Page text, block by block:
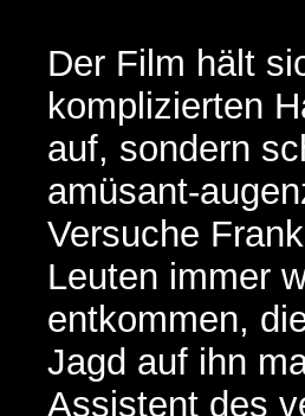
Der Film hält
komplizierten
auf, sondern
amüsant-
Versuche
Leuten immer
entkommen,
Jagd auf ihn
Assistent des